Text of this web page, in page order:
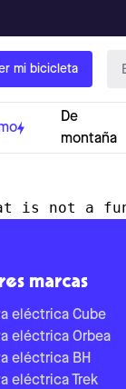
mi bicicleta
De
montaña
is not a
marcas
eléctrica Cube
eléctrica Orbea
eléctrica BH
eléctrica Trek